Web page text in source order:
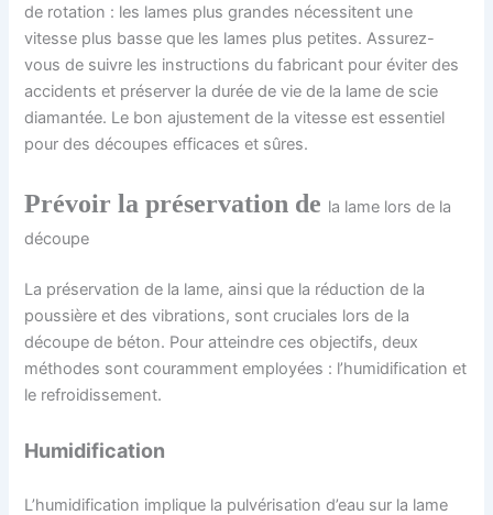
de rotation : les lames plus grandes nécessitent une
vitesse plus basse que les lames plus petites. Assurez-
vous de suivre les instructions du fabricant pour éviter des
accidents et préserver la durée de vie de la lame de scie
diamantée. Le bon ajustement de la vitesse est essentiel
pour des découpes efficaces et sûres.
Prévoir la préservation de la lame lors de la
découpe
La préservation de la lame, ainsi que la réduction de la
poussière et des vibrations, sont cruciales lors de la
découpe de béton. Pour atteindre ces objectifs, deux
méthodes sont couramment employées : l’humidification et
le refroidissement.
Humidification
L’humidification implique la pulvérisation d’eau sur la lame